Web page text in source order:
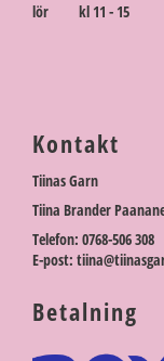
lör kl 11 - 15
Kontakt
Tiinas Garn
Tiina Brander
Telefon: 0768-506 308
E-post:
Betalning